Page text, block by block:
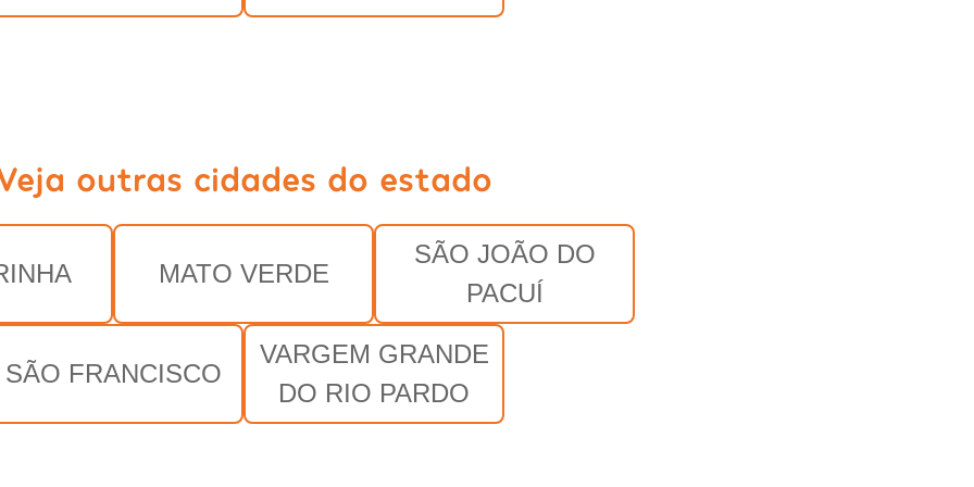
outras cidades do estado
MATO VERDE
SÃO JOÃO DO
PACUÍ
SÃO FRANCISCO
VARGEM GRANDE
DO RIO PARDO